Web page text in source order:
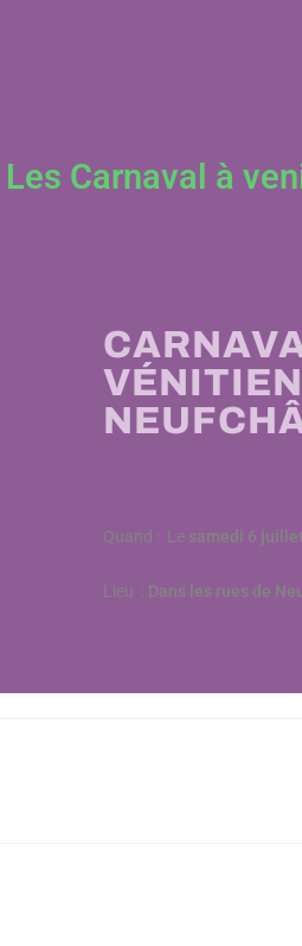
Les Carnaval à
VÉNITIEN
Quand : Lesamedi 6 juillet
Lieu : Dans les rues de